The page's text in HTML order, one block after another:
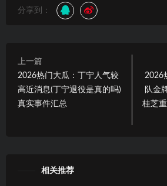
分享到：
上一篇
2026热门大瓜：丁宁人气较
高近消息(丁宁退役是真的吗)
真实事件汇总
2026
队金
桂芝
相关推荐